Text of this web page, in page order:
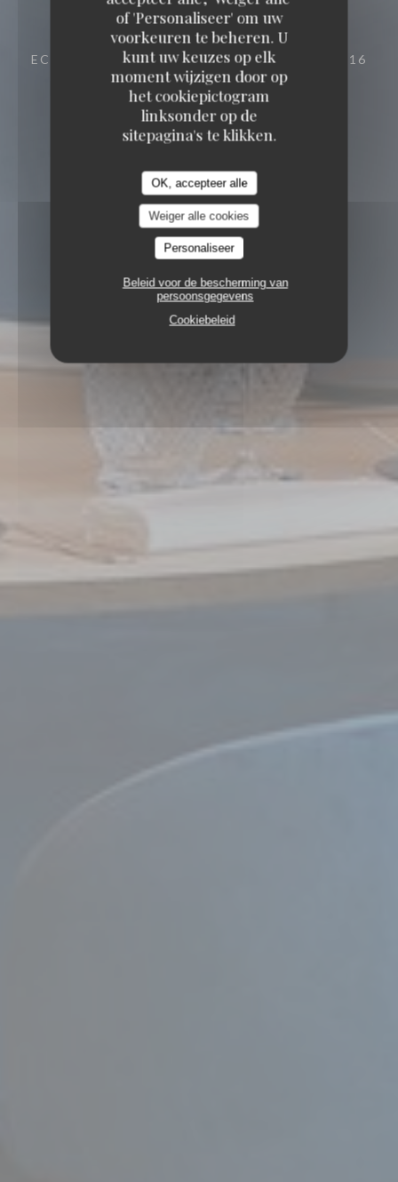
of 'Personaliseer' om uw
voorkeuren te beheren. U
kunt uw keuzes op elk
moment wijzigen door op
het cookiepictogram
linksonder op de
sitepagina's te klikken.
OK, accepteer alle
Weiger alle cookies
Personaliseer
Beleid voor de bescherming van
persoonsgegevens
Cookiebeleid
ECO-FRIENDLY GOURMET RESTAURANT
116
AVENUE VICTOR HUGO 26000 VALENCE